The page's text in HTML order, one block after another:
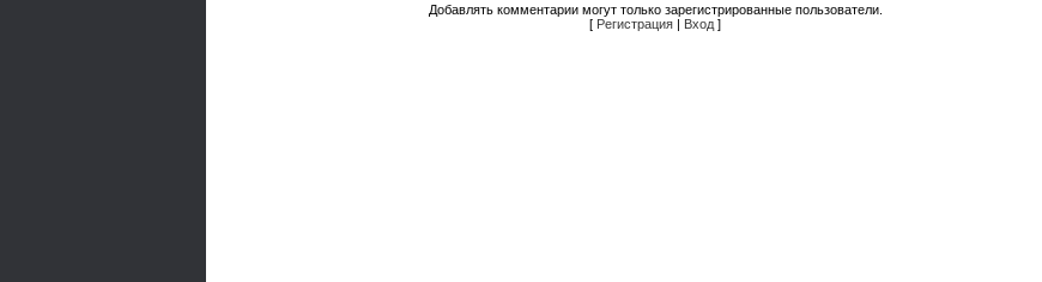
Добавлять комментарии могут только зарегистрированные пользователи.
[ Регистрация | Вход ]